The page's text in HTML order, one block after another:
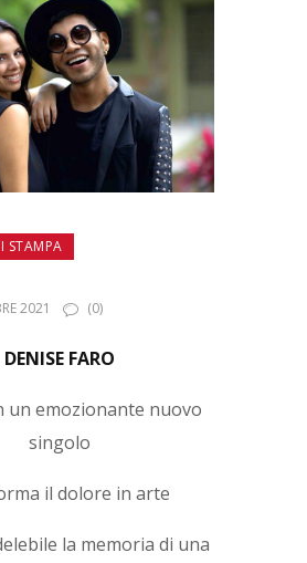
STAMPA
2021 (0)
DENISE FARO
un emozionante nuovo
singolo
il dolore in arte
la memoria di una